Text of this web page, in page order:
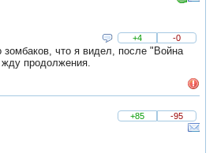
+4 -0
что я видел, после "Война
продолжения.
+85
-95